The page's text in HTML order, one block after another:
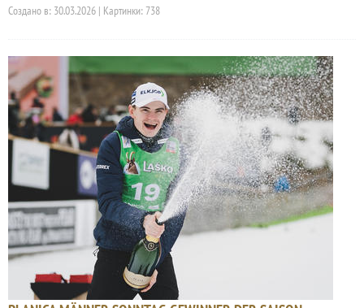
Создано в: 30.03.2026 | Картинки: 738